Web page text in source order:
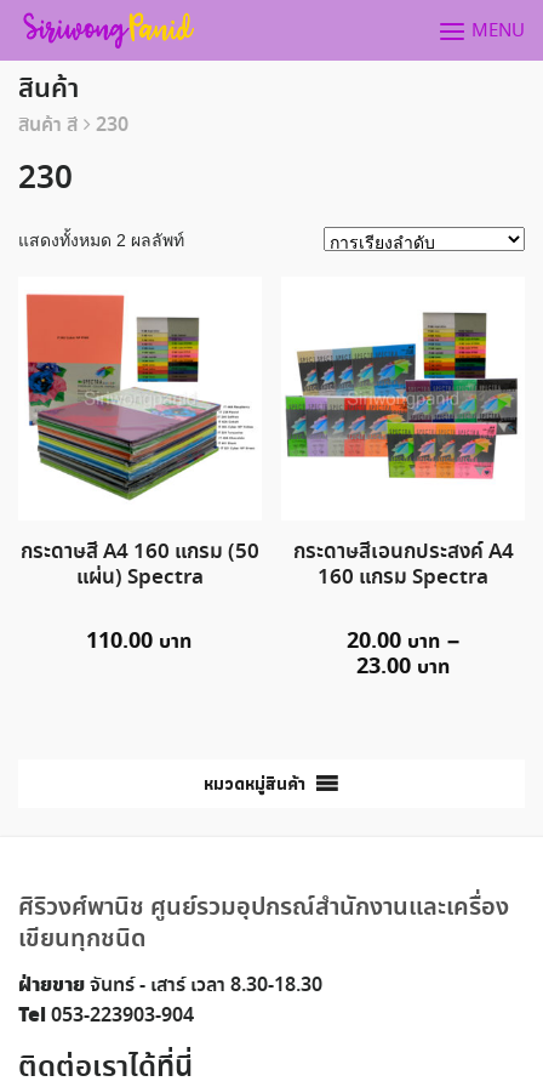
Skip
content
MENU
สินค้า
สินค้า สี 230
230
แสดงทั้งหมด 2 ผลลัพท์
กระดาษสี A4 160 แกรม (50
แผ่น) Spectra
110.00
กระดาษสีเอนกประสงค์ A4
160 แกรม Spectra
20.00
–
23.00
หมวดหมู่สินค้า
ศิริวงศ์พานิช ศูนย์รวมอุปกรณ์สำนักงานและเครื่อง
เขียนทุกชนิด
ฝ่ายขายจันทร์ - เสาร์ เวลา 8.30-18.30
Tel053-223903-904
ติดต่อเราได้ที่นี่